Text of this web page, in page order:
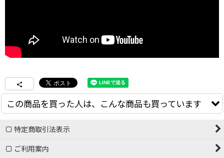
この商品を買った人は、こんな商品も買っています
特定商取引法表示
ご利用案内